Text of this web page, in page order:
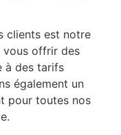
clients est notre
vous offrir des
à des tarifs
également un
pour toutes nos